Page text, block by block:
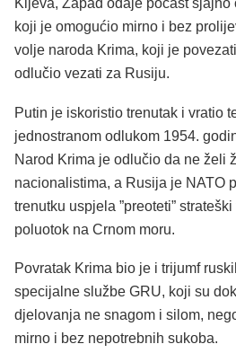
Kijeva, Zapad odaje počast sjajno
koji je omogućio mirno i bez
volje naroda Krima, koji je
odlučio vezati za Rusiju.
Putin je iskoristio trenutak i vratio
jednostranom odlukom 1954.
Narod Krima je odlučio da ne želi
nacionalistima, a Rusija je NATO
trenutku uspjela ”preoteti”
poluotok na Crnom moru.
Povratak Krima bio je i trijumf
specijalne službe GRU, koji su
djelovanja ne snagom i silom,
mirno i bez nepotrebnih sukoba.